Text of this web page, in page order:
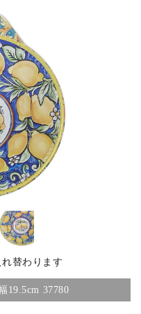
商品
/家具
/雑貨
替わります
19.5cm 37780